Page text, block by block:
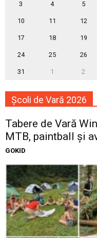
3 4 5
10 11 12
17 18 19
24 25 26
31 1 2
Școli de Vară 2026
Tabere de Vară
MTB, paintball și
GOKID